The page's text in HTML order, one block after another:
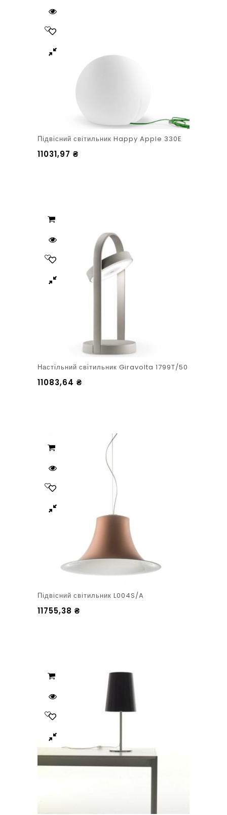
Підвісний світильник Happy Apple 330E
11031,97 ₴
Настільний світильник Giravolta 1799T/50
11083,64 ₴
Підвісний світильник L004S/A
11755,38 ₴